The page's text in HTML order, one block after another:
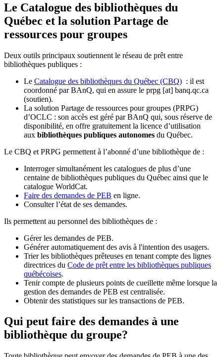
Le Catalogue des bibliothèques du
Québec et la solution Partage de
ressources pour groupes
Deux outils principaux soutiennent le réseau de prêt entre
bibliothèques publiques :
Le Catalogue des bibliothèques du Québec (CBQ) : il est
coordonné par BAnQ, qui en assure le prpg [at] banq.qc.ca
(soutien).
La solution Partage de ressources pour groupes (PRPG)
d’OCLC : son accès est géré par BAnQ qui, sous réserve de
disponibilité, en offre gratuitement la licence d’utilisation
aux bibliothèques publiques autonomes du Québec.
Le CBQ et PRPG permettent à l’abonné d’une bibliothèque de :
Interroger simultanément les catalogues de plus d’une
centaine de bibliothèques publiques du Québec ainsi que le
catalogue WorldCat.
Faire des demandes de PEB en ligne.
Consulter l’état de ses demandes.
Ils permettent au personnel des bibliothèques de :
Gérer les demandes de PEB.
Générer automatiquement des avis à l'intention des usagers.
Trier les bibliothèques prêteuses en tenant compte des lignes
directrices du Code de prêt entre les bibliothèques publiques
québécoises.
Tenir compte de plusieurs points de cueillette même lorsque la
gestion des demandes de PEB est centralisée.
Obtenir des statistiques sur les transactions de PEB.
Qui peut faire des demandes à une
bibliothèque du groupe?